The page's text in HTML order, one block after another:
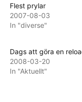
Flest prylar
2007-08-03
In "diverse"
Dags att göra en
2008-03-20
In "Aktuellt"